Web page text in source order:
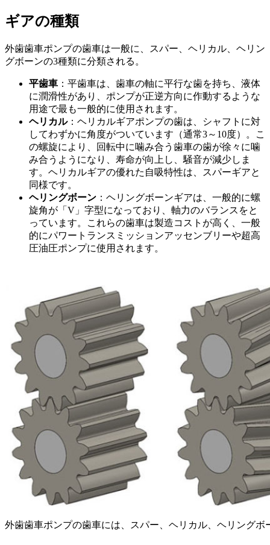
ギアの種類
外歯歯車ポンプの歯車は一般に、スパー、ヘリカル、ヘリン
グボーンの3種類に分類される。
平歯車 ：平歯車は、歯車の軸に平行な歯を持ち、液体
に潤滑性があり、ポンプが正逆方向に作動するような
用途で最も一般的に使用されます。
ヘリカル：ヘリカルギアポンプの歯は、シャフトに対
してわずかに角度がついています（通常3～10度）。こ
の螺旋により、回転中に噛み合う歯車の歯が徐々に噛
み合うようになり、寿命が向上し、騒音が減少しま
す。ヘリカルギアの優れた自吸特性は、スパーギアと
同様です。
ヘリングボーン ：ヘリングボーンギアは、一般的に螺
旋角が「V」字型になっており、軸力のバランスをと
っています。これらの歯車は製造コストが高く、一般
的にパワートランスミッションアッセンブリーや超高
圧油圧ポンプに使用されます。
外歯歯車ポンプの歯車には、スパー、ヘリカル、ヘリングボ